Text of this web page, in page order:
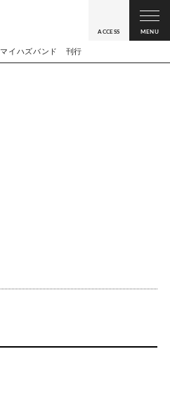
ACCESS MENU
マイハズバンド 刊行